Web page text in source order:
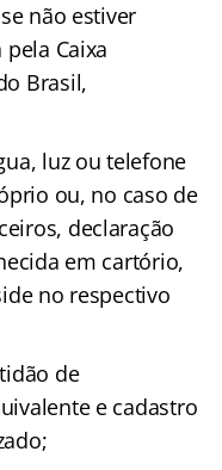
não estiver
Caixa
Brasil,
luz ou telefone
ou, no caso de
declaração
em cartório,
no respectivo
de
e cadastro